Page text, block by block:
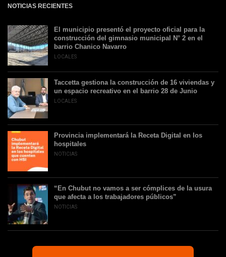
NOTICIAS RECIENTES
El municipio presentó el proyecto oficial para la
construcción del gimnasio municipal N° 2 en el
barrio Chanico Navarro
LOCALES
Taccetta gestiona la construcción de 16 viviendas y
un espacio recreativo en el barrio 28 de Junio
LOCALES
Provincia implementará la Receta Digital en los
hospitales
NOTICIAS
“En Chubut no vamos a ser cómplices de la usura
que afecta a los trabajadores públicos”
NOTICIAS